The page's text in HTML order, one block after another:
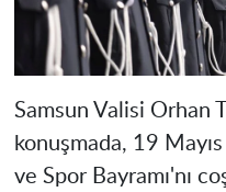
Samsun Valisi Orhan
konuşmada, 19
ve Spor Bayramı'nı